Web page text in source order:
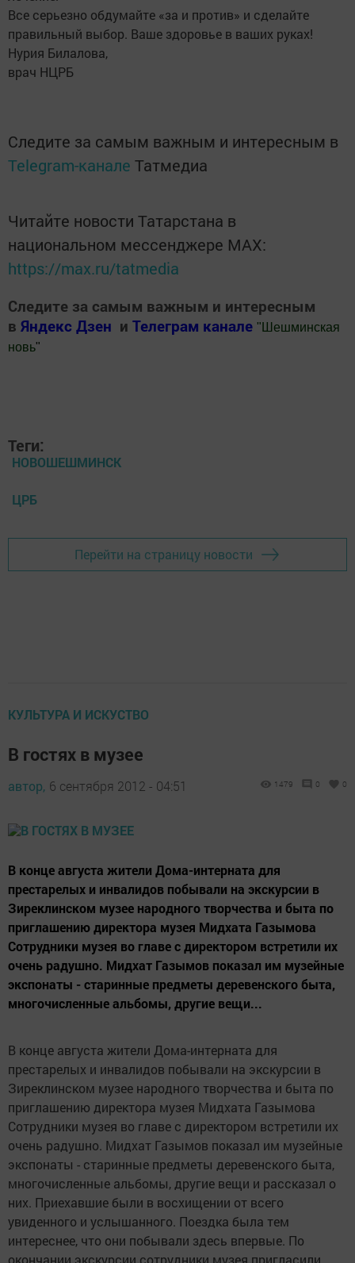
Все серьезно обдумайте «за и против» и сделайте
правильный выбор. Ваше здоровье в ваших руках!
Нурия Билалова,
врач НЦРБ
Следите за самым важным и интересным в
Telegram-канале Татмедиа
Читайте новости Татарстана в
национальном мессенджере MАХ:
https://max.ru/tatmedia
Следите за самым важным и интересным
в Яндекс Дзен и Телеграм канале " Шешминская
новь"
Теги:
НОВОШЕШМИНСК
ЦРБ
Перейти на страницу новости
КУЛЬТУРА И ИСКУСТВО
В гостях в музее
автор, 6 сентября 2012 - 04:51 1479 0 0
В конце августа жители Дома-интерната для
престарелых и инвалидов побывали на экскурсии в
Зиреклинском музее народного творчества и быта по
приглашению директора музея Мидхата Газымова
Сотрудники музея во главе с директором встретили их
очень радушно. Мидхат Газымов показал им музейные
экспонаты - старинные предметы деревенского быта,
многочисленные альбомы, другие вещи...
В конце августа жители Дома-интерната для
престарелых и инвалидов побывали на экскурсии в
Зиреклинском музее народного творчества и быта по
приглашению директора музея Мидхата Газымова
Сотрудники музея во главе с директором встретили их
очень радушно. Мидхат Газымов показал им музейные
экспонаты - старинные предметы деревенского быта,
многочисленные альбомы, другие вещи и рассказал о
них. Приехавшие были в восхищении от всего
увиденного и услышанного. Поездка была тем
интереснее, что они побывали здесь впервые. По
окончании экскурсии сотрудники музея пригласили